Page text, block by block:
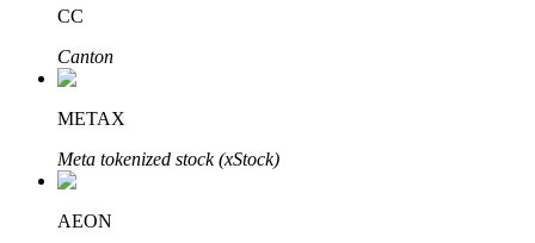
Tìm hiểu về kiếm thu nhập thụ động
Bitrue
CC
Canton
METAX
Meta tokenized stock (xStock)
AEON